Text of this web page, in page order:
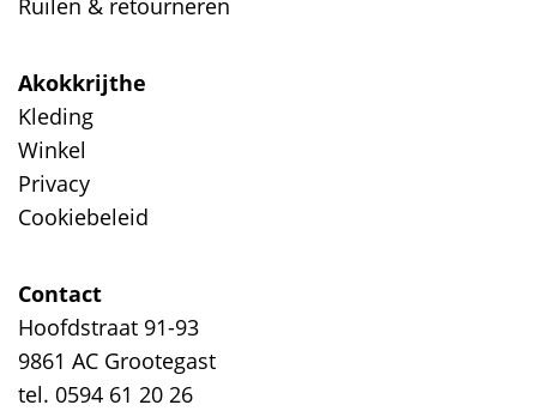
Ruilen & retourneren
Akokkrijthe
Kleding
Winkel
Privacy
Cookiebeleid
Contact
Hoofdstraat 91-93
9861 AC Grootegast
tel. 0594 61 20 26